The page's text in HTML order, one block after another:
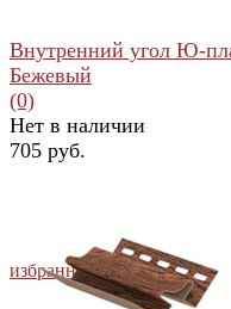
избранное сравнить
Внутренний угол Ю-
Бежевый
(0)
Нет в наличии
705 руб.